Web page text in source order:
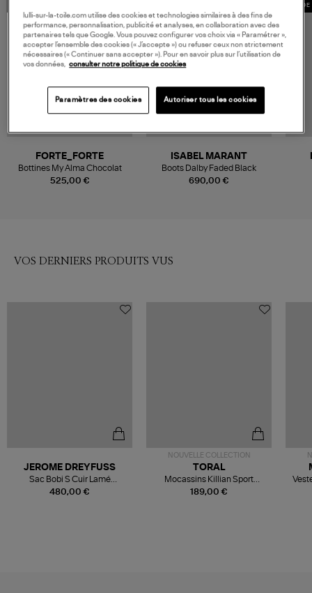
525,00 €
FORTE_FORTE
Bottines My Alma Chocolat
690,00 €
ISABEL MARANT
Boots Dalby Faded Black
VOS DERNIERS PRODUITS VUS
480,00 €
JEROME DREYFUSS
Sac Bobi S Cuir Lamé
Champagne
NOUVELLE COLLECTION
189,00 €
TORAL
Mocassins Killian Sport
Mousse
lulli-sur-la-toile.com utilise des cookies et technologies similaires à des fins de
performance, personnalisation, publicité et analyses, en collaboration avec des
partenaires tels que Google. Vous pouvez configurer vos choix via « Paramétrer »,
accepter l’ensemble des cookies (« J’accepte ») ou refuser ceux non strictement
nécessaires (« Continuer sans accepter »). Pour en savoir plus sur l’utilisation de
vos données,
consulter notre politique de cookies
Paramètres des cookies Autoriser tous les cookies